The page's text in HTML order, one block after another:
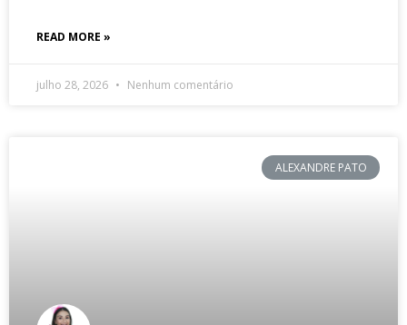
READ MORE »
julho 28, 2026 Nenhum comentário
ALEXANDRE PATO